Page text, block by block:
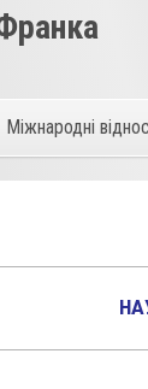
Міжнародні